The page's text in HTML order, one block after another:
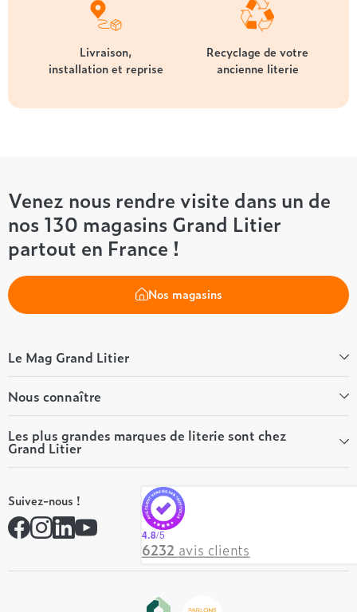
Livraison,
installation et reprise
Recyclage de votre
ancienne literie
Venez nous rendre visite dans un de
nos 130 magasins Grand Litier
partout en France !
Nos magasins
Le Mag Grand Litier
Bien-être
Conseils literie
Tous les articles du Mag
Tous nos guides
Nous connaître
Qui sommes-nous ?
Nos valeurs
Nos engagements
Rejoindre notre réseau
Contactez-nous
Les plus grandes marques de literie sont chez
Grand Litier
André Renault
Simmons
Hôtel & Lodge
Suivez-nous !
4.8/5
6232 avis clients